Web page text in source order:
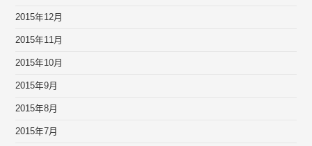
2015年12月
2015年11月
2015年10月
2015年9月
2015年8月
2015年7月